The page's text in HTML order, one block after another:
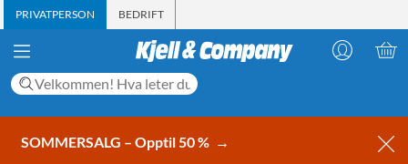
PRIVATPERSON BEDRIFT
SOMMERSALG – Opptil 50 % →